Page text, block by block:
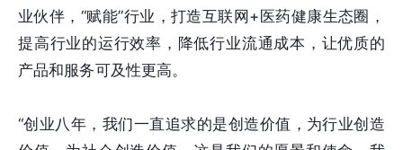
业伙伴，“赋能”行业，打造互联网+医药健康生态圈，
提高行业的运行效率，降低行业流通成本，让优质的
产品和服务可及性更高。
“创业八年，我们一直追求的是创造价值，为行业创造